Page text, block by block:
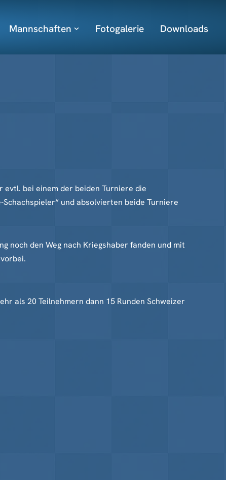
Mannschaften Fotogalerie Downloads
bei einem der beiden Turniere die
und absolvierten beide Turniere
noch den Weg nach Kriegshaber fanden und mit
als 20 Teilnehmern dann 15 Runden Schweizer